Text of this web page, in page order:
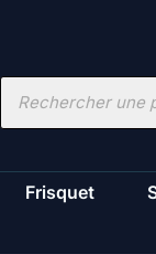
Recherche
Frisquet